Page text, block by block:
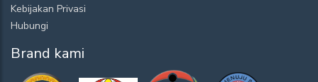
Kebijakan Privasi
Hubungi
Brand kami